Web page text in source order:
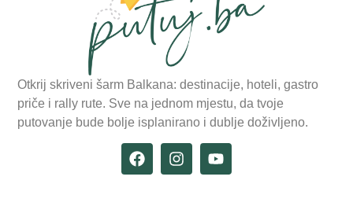
Otkrij skriveni šarm Balkana: destinacije, hoteli, gastro
priče i rally rute. Sve na jednom mjestu, da tvoje
putovanje bude bolje isplanirano i dublje doživljeno.